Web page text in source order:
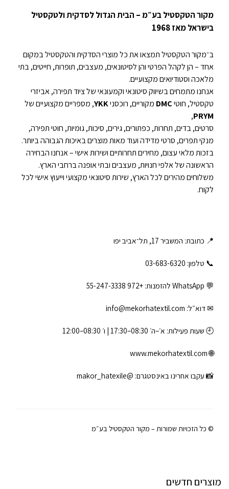
מקור הטקסטיל בע״מ – הבית הגדול לסדקית ולטקסטיל
בישראל מאז 1968
ב־מקור הטקסטיל תמצאו את כל מוצרי הסדקית והטקסטיל במקום
אחד – הן לקהל הפרטי והן לסיטונאים, מעצבים, תופרות, חייטים, בתי
מלאכה וסטודיואים מקצועיים.
אנחנו מתמחים בשיווק סיטונאי וקמעונאי של ציוד תפירה, אביזרי
טקסטיל, חוטיDMC מקוריים, רוכסניYKK, מספריים מקצועיים של
PRYM
,
סרטים, בדים, תחרות, כפתורים, גירים, סיכות, גומיות, חוטי תפירה,
מנקי תפרים, סרטי מדידה ועוד מאות מוצרים באיכות הגבוהה ביותר.
בזכות מלאי עצום, מחירים תחרותיים ושירות אישי – אנחנו הבחירה
הראשונה של אלפי חנויות, מעצבים ובתי אופנה ברחבי הארץ.
משלוחים מהירים לכל הארץ, שירות סיטונאי מקצועי וייעוץ אישי לכל
לקוח.
📍 כתובת: המשביר 17, תל־אביב יפו
📞 טלפון: ‎03-683-6320
💬 WhatsApp להזמנות: +972 55-247-3338
✉ דוא״ל: info@mekorhatextil.com
🕘 שעות פעילות: א׳–ה׳ 08:30–17:30 | ו׳ 08:30–12:00
🌐
www.mekorhatextil.com
📸 עקבו אחרינו באינסטגרם: @makor_hatexile
© כל הזכויות שמורות – מקור הטקסטיל בע״מ
מוצרים חדשים